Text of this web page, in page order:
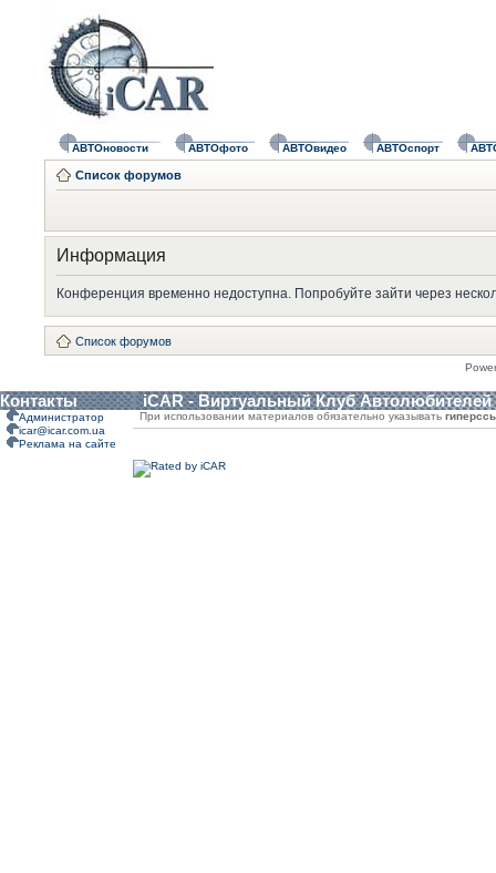
АВТОновости АВТОфото АВТОвидео АВТОспорт
Список форумов
Информация
Конференция временно недоступна. Попробуйте зайти через
Список форумов
Контакты iCAR - Виртуальный Клуб Автолюбителей
Администратор
icar@icar.com.ua
Реклама на сайте
При использовании материалов обязательно указывать